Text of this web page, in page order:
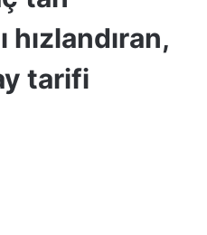
tarifi